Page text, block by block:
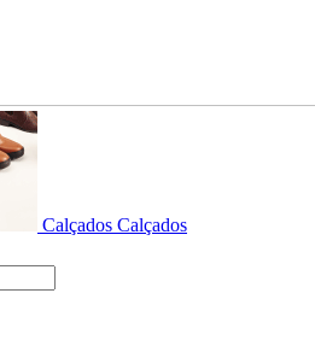
Calçados Calçados